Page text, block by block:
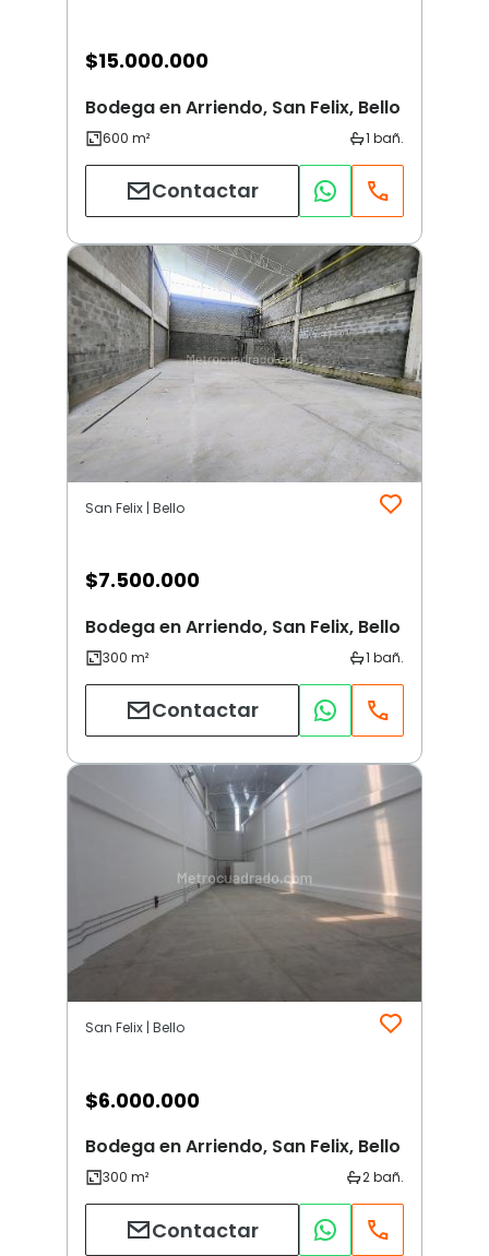
$15.000.000
Bodega en Arriendo, San Felix, Bello
Contactar
San Felix | Bello
$7.500.000
Bodega en Arriendo, San Felix, Bello
Contactar
San Felix | Bello
$6.000.000
Bodega en Arriendo, San Felix, Bello
Contactar